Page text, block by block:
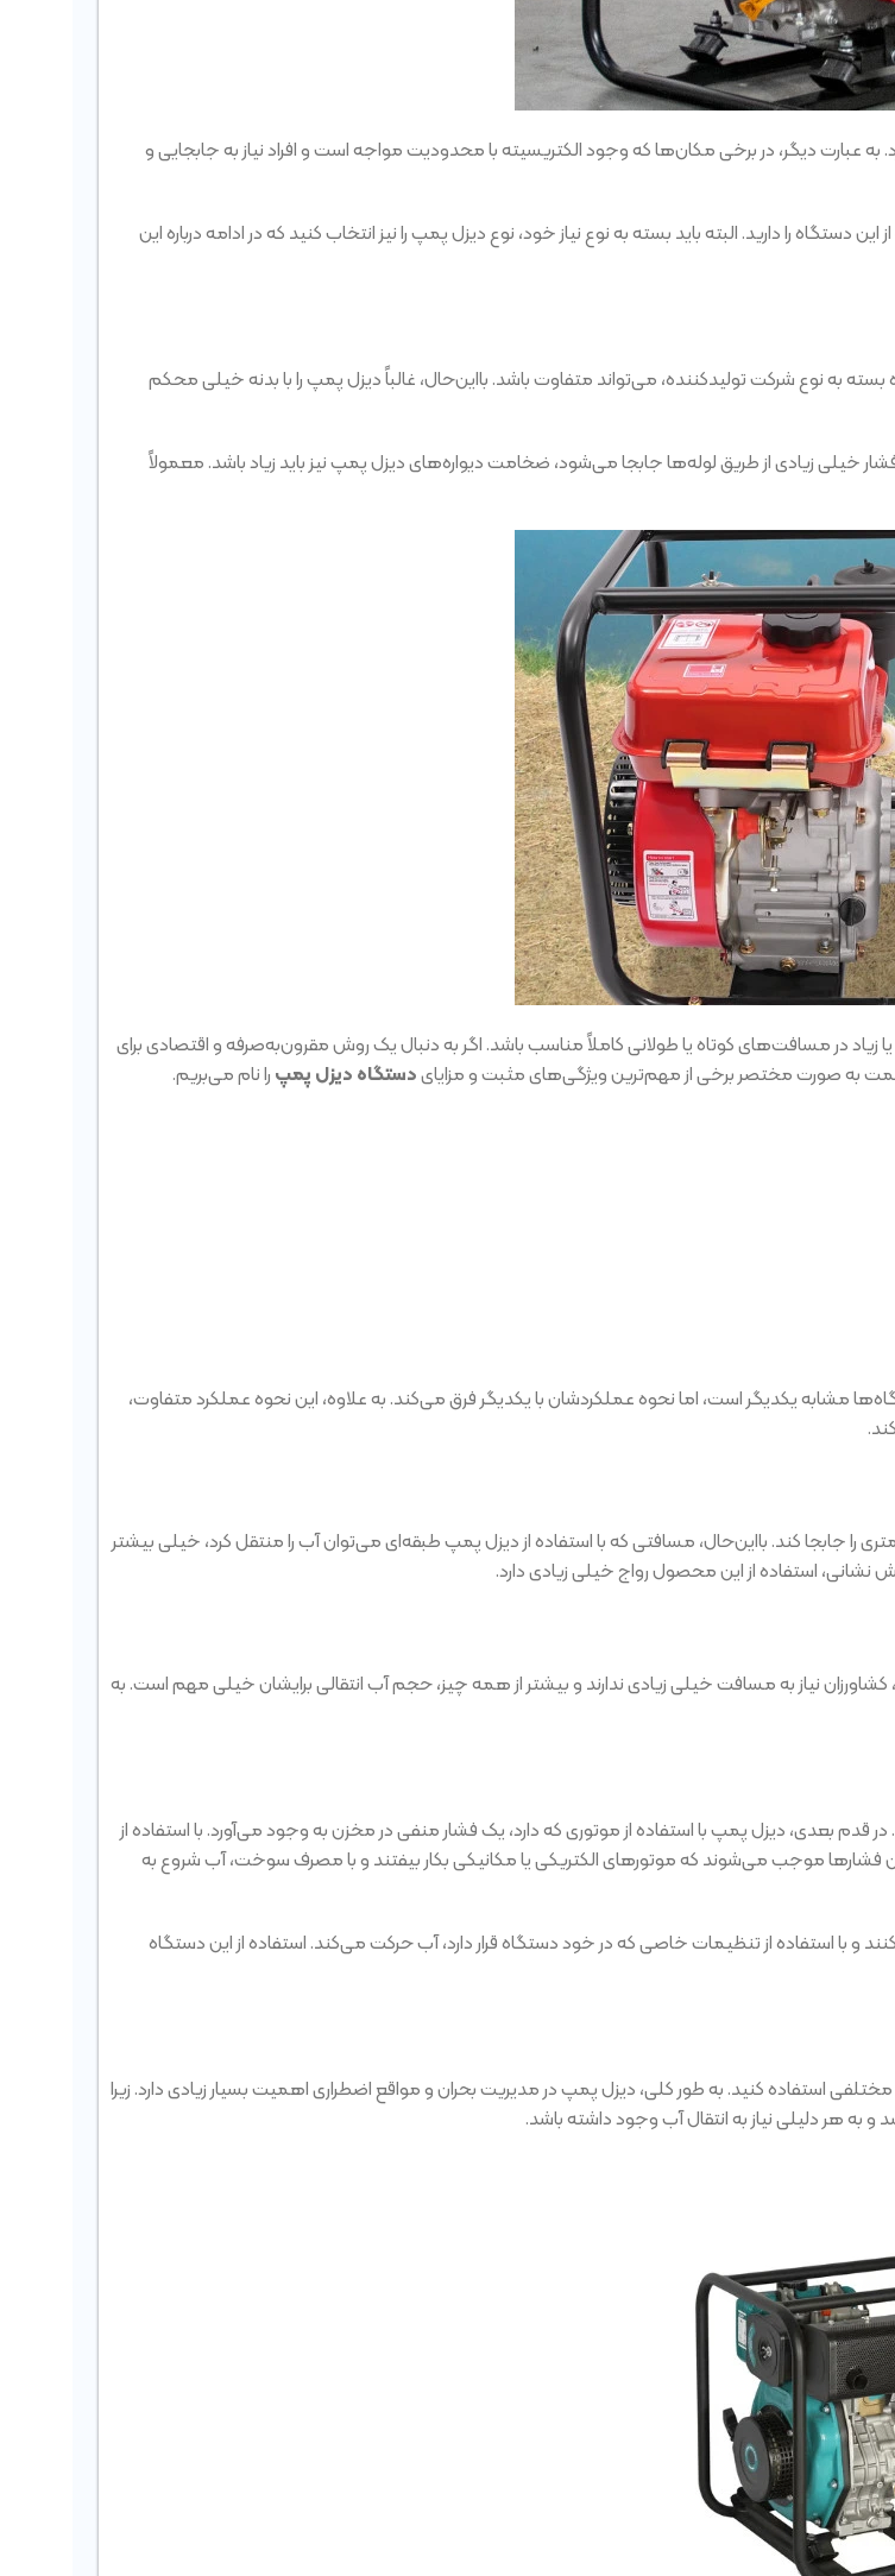
به عبارت دیگر، در برخی مکان‌ها که وجود الکتریسیته با محدودیت مواجه است و افراد نیاز به جابجایی و
را دارید. البته باید بسته به نوع نیاز خود، نوع دیزل پمپ را نیز انتخاب کنید که در ادامه درباره این
به نوع شرکت تولیدکننده، می‌تواند متفاوت باشد. بااین‌حال، غالباً دیزل پمپ را با بدنه خیلی محکم
خیلی زیادی از طریق لوله‌ها جابجا می‌شود، ضخامت دیواره‌های دیزل پمپ نیز باید زیاد باشد. معمولاً
در مسافت‌های کوتاه یا طولانی کاملاً مناسب باشد. اگر به دنبال یک روش مقرون‌به‌صرفه و اقتصادی برای
به صورت مختصر برخی از مهم‌ترین ویژگی‌های مثبت و مزایایدستگاه دیزل پمپرا نام می‌بریم.
یکدیگر است، اما نحوه عملکردشان با یکدیگر فرق می‌کند. به علاوه، این نحوه عملکرد متفاوت،
جابجا کند. بااین‌حال، مسافتی که با استفاده از دیزل پمپ طبقه‌ای می‌توان آب را منتقل کرد، خیلی بیشتر
استفاده از این محصول رواج خیلی زیادی دارد.
نیاز به مسافت خیلی زیادی ندارند و بیشتر از همه چیز، حجم آب انتقالی برایشان خیلی مهم است. به
بعدی، دیزل پمپ با استفاده از موتوری که دارد، یک فشار منفی در مخزن به وجود می‌آورد. با استفاده از
موجب می‌شوند که موتورهای الکتریکی یا مکانیکی بکار بیفتند و با مصرف سوخت، آب شروع به
استفاده از تنظیمات خاصی که در خود دستگاه قرار دارد، آب حرکت می‌کند. استفاده از این دستگاه
استفاده کنید. به طور کلی، دیزل پمپ در مدیریت بحران و مواقع اضطراری اهمیت بسیار زیادی دارد. زیرا
هر دلیلی نیاز به انتقال آب وجود داشته باشد.